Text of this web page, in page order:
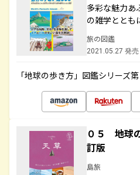
多彩な魅力あ
の雑学ととも
旅の図鑑
2021.05.27 発売
「地球の歩き方」図鑑シリーズ
０５ 地球
訂版
島旅